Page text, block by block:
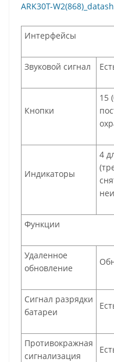
ARK30T-
Интерфейсы
Звуковой сигнал
Кнопки
15
Индикаторы
4
Функции
Удаленное
обновление
Сигнал разрядки
батареи
Противокражная
сигнализация